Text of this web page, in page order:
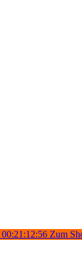
00:21:12:55 Zum